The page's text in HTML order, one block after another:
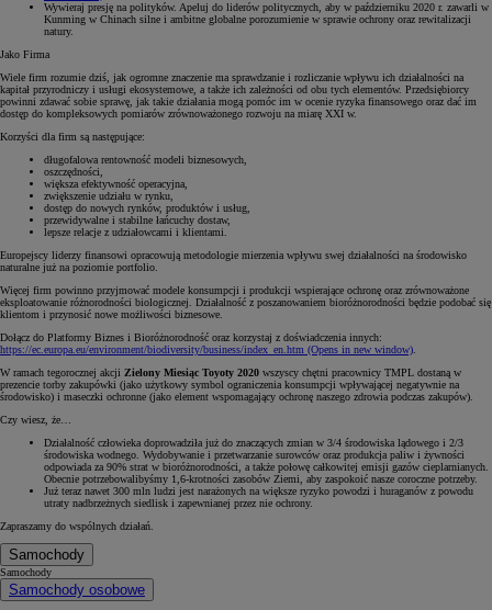
Wywieraj presję na polityków. Apeluj do liderów politycznych, aby w październiku 2020 r. zawarli w
Kunming w Chinach silne i ambitne globalne porozumienie w sprawie ochrony oraz rewitalizacji
natury.
Jako Firma
Wiele firm rozumie dziś, jak ogromne znaczenie ma sprawdzanie i rozliczanie wpływu ich działalności na
kapitał przyrodniczy i usługi ekosystemowe, a także ich zależności od obu tych elementów. Przedsiębiorcy
powinni zdawać sobie sprawę, jak takie działania mogą pomóc im w ocenie ryzyka finansowego oraz dać im
dostęp do kompleksowych pomiarów zrównoważonego rozwoju na miarę XXI w.
Korzyści dla firm są następujące:
długofalowa rentowność modeli biznesowych,
oszczędności,
większa efektywność operacyjna,
zwiększenie udziału w rynku,
dostęp do nowych rynków, produktów i usług,
przewidywalne i stabilne łańcuchy dostaw,
lepsze relacje z udziałowcami i klientami.
Europejscy liderzy finansowi opracowują metodologie mierzenia wpływu swej działalności na środowisko
naturalne już na poziomie portfolio.
Więcej firm powinno przyjmować modele konsumpcji i produkcji wspierające ochronę oraz zrównoważone
eksploatowanie różnorodności biologicznej. Działalność z poszanowaniem bioróżnorodności będzie podobać się
klientom i przynosić nowe możliwości biznesowe.
Dołącz do Platformy Biznes i Bioróżnorodność oraz korzystaj z doświadczenia innych:
https://ec.europa.eu/environment/biodiversity/business/index_en.htm (Opens in new window)
W ramach tegorocznej akcji Zielony Miesiąc Toyoty 2020 wszyscy chętni pracownicy TMPL dostaną w
prezencie torby zakupówki (jako użytkowy symbol ograniczenia konsumpcji wpływającej negatywnie na
środowisko) i maseczki ochronne (jako element wspomagający ochronę naszego zdrowia podczas zakupów).
Czy wiesz, że…
Działalność człowieka doprowadziła już do znaczących zmian w 3/4 środowiska lądowego i 2/3
środowiska wodnego. Wydobywanie i przetwarzanie surowców oraz produkcja paliw i żywności
odpowiada za 90% strat w bioróżnorodności, a także połowę całkowitej emisji gazów cieplarnianych.
Obecnie potrzebowalibyśmy 1,6-krotności zasobów Ziemi, aby zaspokoić nasze coroczne potrzeby.
Już teraz nawet 300 mln ludzi jest narażonych na większe ryzyko powodzi i huraganów z powodu
utraty nadbrzeżnych siedlisk i zapewnianej przez nie ochrony.
Zapraszamy do wspólnych działań.
Samochody
Samochody
Samochody osobowe